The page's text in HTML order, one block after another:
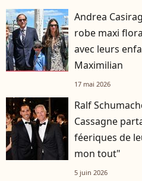
Andrea
robe maxi
avec leurs
Maximilian
17 mai 2026
Ralf
Cassagne
féeriques de
mon tout"
5 juin 2026